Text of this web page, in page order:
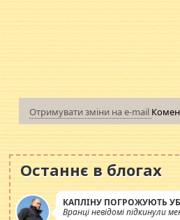
Отримувати зміни на e-mail
Останнє в блогах
КАПЛІНУ ПОГРОЖУЮТЬ
Вранці невідомі підкинули